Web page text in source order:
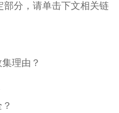
部分，请单击下文相关链
理由？